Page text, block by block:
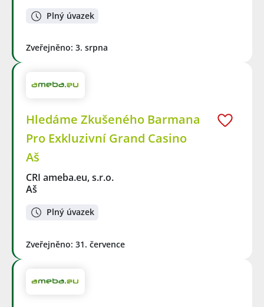
Plný úvazek
Zveřejněno: 3. srpna
Hledáme Zkušeného Barmana
Pro Exkluzivní Grand Casino
Aš
CRI ameba.eu, s.r.o.
Aš
Plný úvazek
Zveřejněno: 31. července